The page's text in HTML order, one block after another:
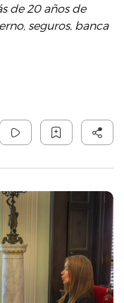
de 20 años de
seguros, banca